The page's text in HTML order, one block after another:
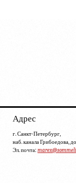
Адрес
г. Санкт-Петербург,
наб. канала Грибоедова,
Эл. почта: